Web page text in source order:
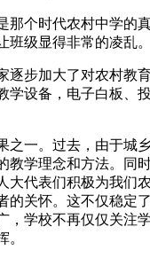
时代农村中学的
级显得非常的凌乱
加大了对农村教
设备，电子白板
。过去，由于城
学理念和方法。
代表们积极为我
关怀。这不仅稳
学校不再仅仅关
。